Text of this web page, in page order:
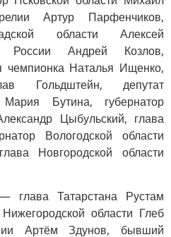
Артур Парфенчиков,
области Алексей
России Андрей Козлов,
чемпионка Наталья Ищенко,
Гольдштейн, депутат
Бутина, губернатор
Цыбульский, глава
Вологодской области
Новгородской области
Татарстана Рустам
области Глеб
Артём Здунов, бывший